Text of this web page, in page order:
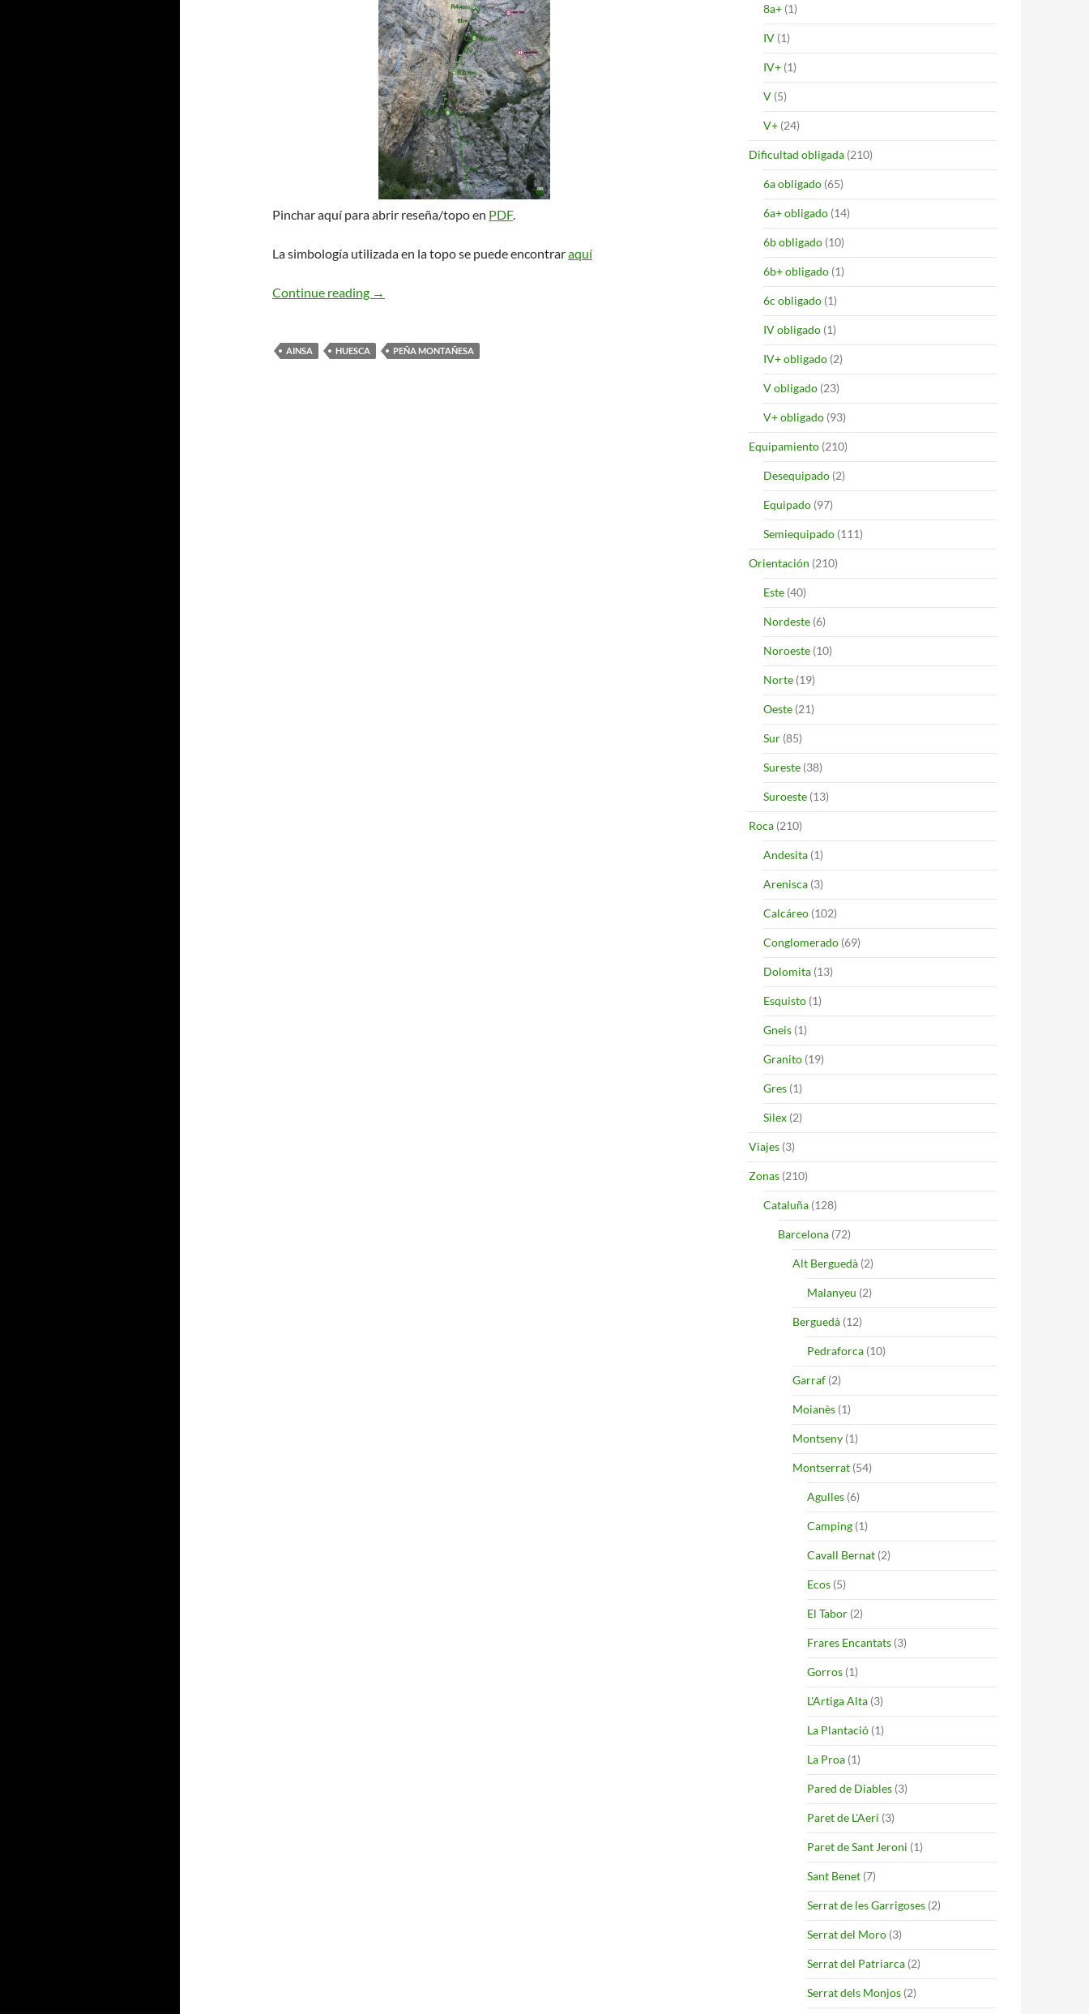
Pinchar aquí para abrir reseña/topo en PDF.
La simbología utilizada en la topo se puede encontraraquí
Continue reading Clásica de Verano. Peña Montañesa
→
AINSA HUESCA PEÑA MONTAÑESA
8a+ (1)
IV (1)
IV+ (1)
V (5)
V+ (24)
Dificultad obligada (210)
6a obligado (65)
6a+ obligado (14)
6b obligado (10)
6b+ obligado (1)
6c obligado (1)
IV obligado (1)
IV+ obligado (2)
V obligado (23)
V+ obligado (93)
Equipamiento (210)
Desequipado (2)
Equipado (97)
Semiequipado (111)
Orientación (210)
Este (40)
Nordeste (6)
Noroeste (10)
Norte (19)
Oeste (21)
Sur (85)
Sureste (38)
Suroeste (13)
Roca (210)
Andesita (1)
Arenisca (3)
Calcáreo (102)
Conglomerado (69)
Dolomita (13)
Esquisto (1)
Gneis (1)
Granito (19)
Gres (1)
Silex (2)
Viajes (3)
Zonas (210)
Cataluña (128)
Barcelona (72)
Alt Berguedà (2)
Malanyeu (2)
Berguedà (12)
Pedraforca (10)
Garraf (2)
Moianès (1)
Montseny (1)
Montserrat (54)
Agulles (6)
Camping (1)
Cavall Bernat (2)
Ecos (5)
El Tabor (2)
Frares Encantats (3)
Gorros (1)
L'Artiga Alta (3)
La Plantació (1)
La Proa (1)
Pared de Diables (3)
Paret de L'Aeri (3)
Paret de Sant Jeroni (1)
Sant Benet (7)
Serrat de les Garrigoses (2)
Serrat del Moro (3)
Serrat del Patriarca (2)
Serrat dels Monjos (2)